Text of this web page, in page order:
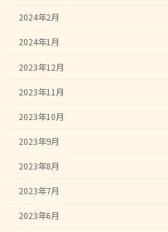
2024年2月
2024年1月
2023年12月
2023年11月
2023年10月
2023年9月
2023年8月
2023年7月
2023年6月